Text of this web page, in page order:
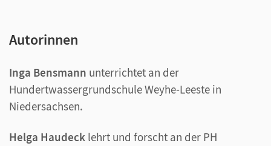
Autorinnen
Inga Bensmann unterrichtet an der
Hundertwassergrundschule Weyhe-Leeste in
Niedersachsen.
Helga Haudeck lehrt und forscht an der PH